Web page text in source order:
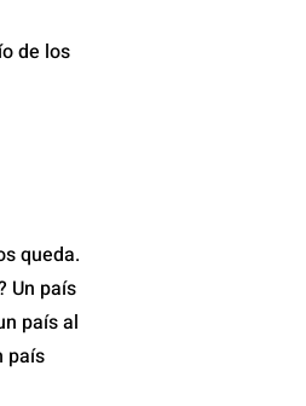
de los
queda.
Un país
país al
país